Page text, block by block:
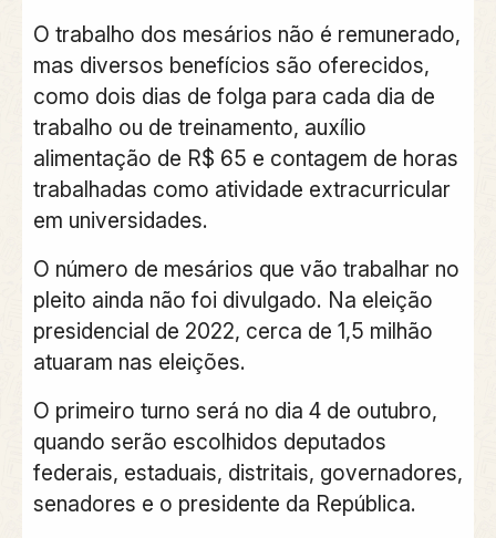
O trabalho dos mesários não é remunerado,
mas diversos benefícios são oferecidos,
como dois dias de folga para cada dia de
trabalho ou de treinamento, auxílio
alimentação de R$ 65 e contagem de horas
trabalhadas como atividade extracurricular
em universidades.
O número de mesários que vão trabalhar no
pleito ainda não foi divulgado. Na eleição
presidencial de 2022, cerca de 1,5 milhão
atuaram nas eleições.
O primeiro turno será no dia 4 de outubro,
quando serão escolhidos deputados
federais, estaduais, distritais, governadores,
senadores e o presidente da República.